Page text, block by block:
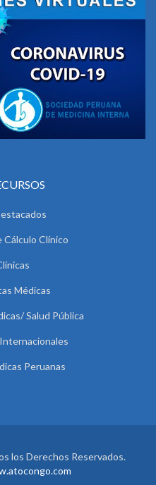
Cálculo Clínico
Médicas
Salud Pública
Peruanas
los Derechos Reservados.